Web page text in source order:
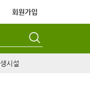
회원가입
시설